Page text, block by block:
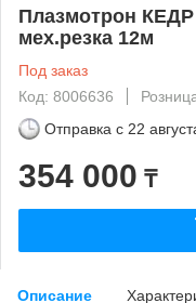
Плазмотрон КЕДР
мех.резка 12м
Под заказ
Код: 8006636
Отправка с 22
354 000 ₸
Описание